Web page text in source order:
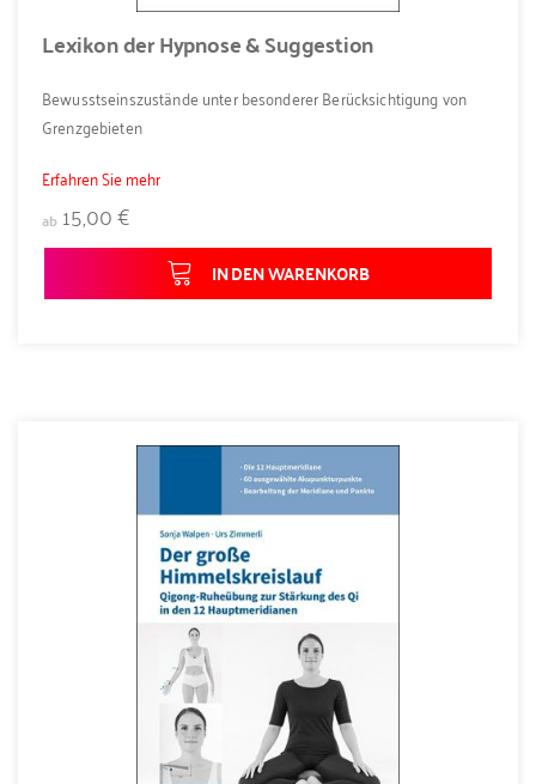
Lexikon der Hypnose & Suggestion
Bewusstseinszustände unter besonderer Berücksichtigung von
Grenzgebieten
Erfahren Sie mehr
ab 15,00 €
IN DEN WARENKORB